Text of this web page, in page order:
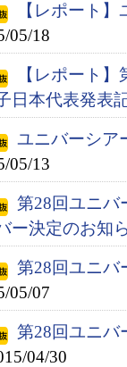
【レポート
05/18
【レポート
日本代表発表
ユニバーシア
05/13
第28回ユニバ
ー決定のお知
第28回ユニバ
05/07
第28回ユニバ
04/30